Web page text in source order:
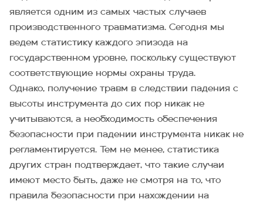
является одним из самых частых случаев
производственного травматизма. Сегодня мы
ведем статистику каждого эпизода на
государственном уровне, поскольку существуют
соответствующие нормы охраны труда.
Однако, получение травм в следствии падения с
высоты инструмента до сих пор никак не
учитываются, а необходимость обеспечения
безопасности при падении инструмента никак не
регламентируется. Тем не менее, статистика
других стран подтверждает, что такие случаи
имеют место быть, даже не смотря на то, что
правила безопасности при нахождении на